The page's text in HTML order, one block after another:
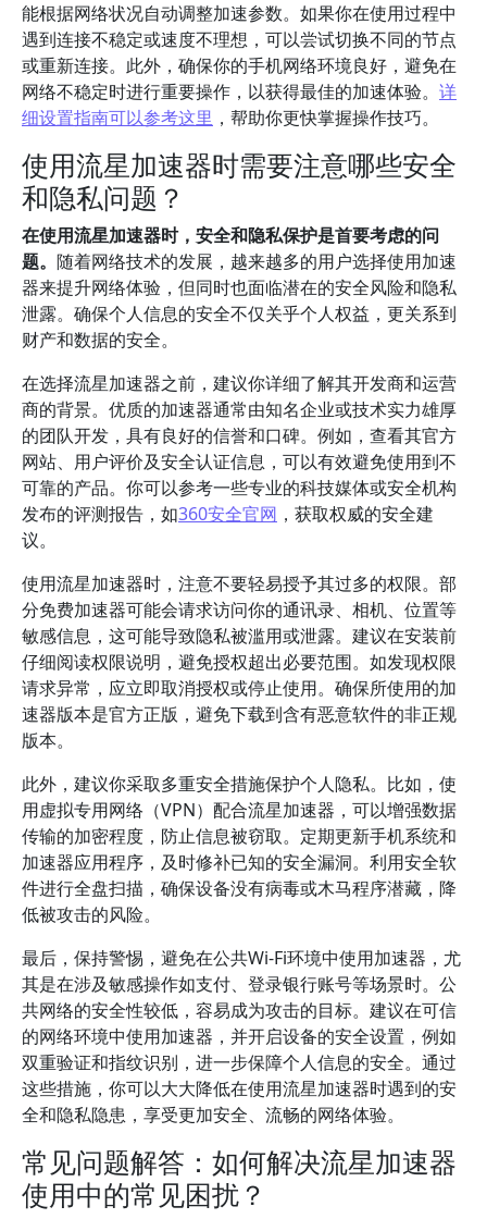
能根据网络状况自动调整加速参数。如果你在使用过程中
遇到连接不稳定或速度不理想，可以尝试切换不同的节点
或重新连接。此外，确保你的手机网络环境良好，避免在
网络不稳定时进行重要操作，以获得最佳的加速体验。 详
细设置指南可以参考这里 ，帮助你更快掌握操作技巧。
使用流星加速器时需要注意哪些安全
和隐私问题？
在使用流星加速器时，安全和隐私保护是首要考虑的问
题。 随着网络技术的发展，越来越多的用户选择使用加速
器来提升网络体验，但同时也面临潜在的安全风险和隐私
泄露。确保个人信息的安全不仅关乎个人权益，更关系到
财产和数据的安全。
在选择流星加速器之前，建议你详细了解其开发商和运营
商的背景。优质的加速器通常由知名企业或技术实力雄厚
的团队开发，具有良好的信誉和口碑。例如，查看其官方
网站、用户评价及安全认证信息，可以有效避免使用到不
可靠的产品。你可以参考一些专业的科技媒体或安全机构
发布的评测报告，如360安全官网 ，获取权威的安全建
议。
使用流星加速器时，注意不要轻易授予其过多的权限。部
分免费加速器可能会请求访问你的通讯录、相机、位置等
敏感信息，这可能导致隐私被滥用或泄露。建议在安装前
仔细阅读权限说明，避免授权超出必要范围。如发现权限
请求异常，应立即取消授权或停止使用。确保所使用的加
速器版本是官方正版，避免下载到含有恶意软件的非正规
版本。
此外，建议你采取多重安全措施保护个人隐私。比如，使
用虚拟专用网络（VPN）配合流星加速器，可以增强数据
传输的加密程度，防止信息被窃取。定期更新手机系统和
加速器应用程序，及时修补已知的安全漏洞。利用安全软
件进行全盘扫描，确保设备没有病毒或木马程序潜藏，降
低被攻击的风险。
最后，保持警惕，避免在公共Wi-Fi环境中使用加速器，尤
其是在涉及敏感操作如支付、登录银行账号等场景时。公
共网络的安全性较低，容易成为攻击的目标。建议在可信
的网络环境中使用加速器，并开启设备的安全设置，例如
双重验证和指纹识别，进一步保障个人信息的安全。通过
这些措施，你可以大大降低在使用流星加速器时遇到的安
全和隐私隐患，享受更加安全、流畅的网络体验。
常见问题解答：如何解决流星加速器
使用中的常见困扰？